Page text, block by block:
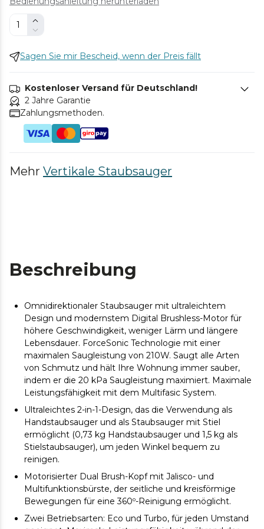
Sagen Sie mir Bescheid, wenn der Preis fällt
Kostenloser Versand für Deutschland!
2 Jahre Garantie
Zahlungsmethoden.
Mehr Vertikale Staubsauger
Beschreibung
Omnidirektionaler Staubsauger mit ultraleichtem
Design und modernstem Digital Brushless-Motor für
höhere Geschwindigkeit, weniger Lärm und längere
Lebensdauer. ForceSonic Technologie mit einer
maximalen Saugleistung von 210W. Saugt alle Arten
von Schmutz und hält Ihre Wohnung immer sauber,
indem er die 20 kPa Saugleistung maximiert. Maximale
Leistungsfähigkeit mit dem Multifasic System.
Ultraleichtes 2-in-1-Design, das die Verwendung als
Handstaubsauger und als Staubsauger mit Stiel
ermöglicht (0,73 kg Handstaubsauger und 1,5 kg als
Stielstaubsauger), um jeden Winkel bequem zu
reinigen.
Motorisierter Dual Brush-Kopf mit Jalisco- und
Multifunktionsbürste, der seitliche und kreisförmige
Bewegungen für eine 360º-Reinigung ermöglicht.
Zwei Betriebsarten: Eco und Turbo, für jeden Umstand